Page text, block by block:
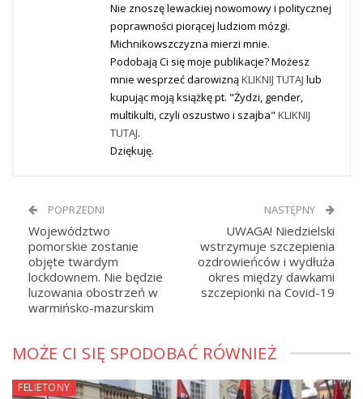
Nie znoszę lewackiej nowomowy i politycznej
poprawności piorącej ludziom mózgi.
Michnikowszczyzna mierzi mnie.
Podobają Ci się moje publikacje? Możesz
mnie wesprzeć darowiznąKLIKNIJ TUTAJ lub
kupując moją książkę pt. "Żydzi, gender,
multikulti, czyli oszustwo i szajba" KLIKNIJ
TUTAJ.
Dziękuję.
POPRZEDNI
Województwo
pomorskie zostanie
objęte twardym
lockdownem. Nie będzie
luzowania obostrzeń w
warmińsko-mazurskim
NASTĘPNY
UWAGA! Niedzielski
wstrzymuje szczepienia
ozdrowieńców i wydłuża
okres między dawkami
szczepionki na Covid-19
MOŻE CI SIĘ SPODOBAĆ RÓWNIEŻ
FELIETONY